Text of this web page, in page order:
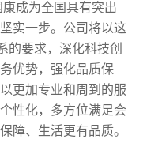
成为全国具有突出
实一步。公司将以这
的要求，深化科技创
优势，强化品质保
更加专业和周到的服
性化，多方位满足会
障、生活更有品质。